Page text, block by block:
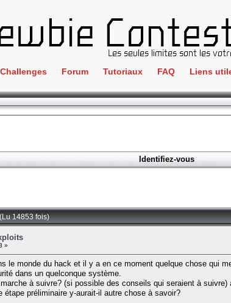
Challenges
Crackme
ClientSide
Forensics
Programmation
Stéganographie
Wargame
Tous les challenges
Forum Tutoriaux FAQ Liens
IRC
Identifiez-vous
14853 fois)
»
le monde du hack et il y a en ce moment quelque chose qui
dans un quelconque système.
à suivre? (si possible des conseils qui seraient à
préliminaire y-aurait-il autre chose à savoir?